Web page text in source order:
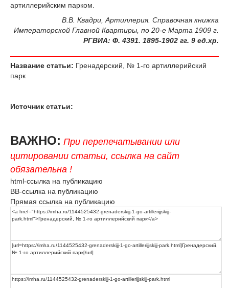
артиллерийским парком.
В.В. Квадри, Артиллерия. Справочная книжка
Императорской Главной Квартиры, по 20-е Марта 1909 г.
РГВИА: Ф. 4391. 1895-1902 гг. 9 ед.хр.
Название статьи: Гренадерский, № 1-го артиллерийский
парк
Источник статьи:
ВАЖНО: При перепечатывании или
цитировании статьи, ссылка на сайт
обязательна !
html-ссылка на публикацию
BB-ссылка на публикацию
Прямая ссылка на публикацию